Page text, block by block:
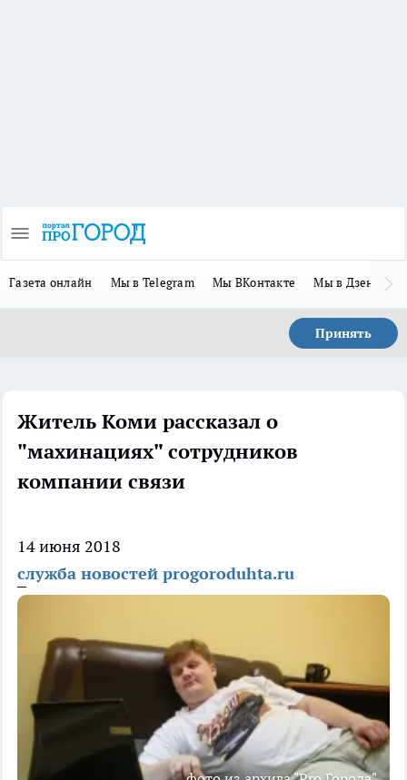
Газета онлайн Мы в Telegram Мы ВКонтакте Мы в Дзене
Принять
Житель Коми рассказал о
"махинациях" сотрудников
компании связи
14 июня 2018
служба новостей progoroduhta.ru